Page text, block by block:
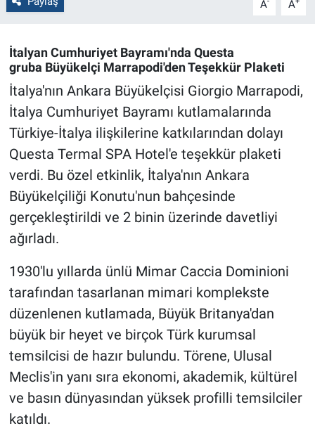
A A
İtalyan Cumhuriyet Bayramı'nda Questa
gruba Büyükelçi Marrapodi'den Teşekkür Plaketi
İtalya'nın Ankara Büyükelçisi Giorgio Marrapodi,
İtalya Cumhuriyet Bayramı kutlamalarında
Türkiye-İtalya ilişkilerine katkılarından dolayı
Questa Termal SPA Hotel'e teşekkür plaketi
verdi. Bu özel etkinlik, İtalya'nın Ankara
Büyükelçiliği Konutu'nun bahçesinde
gerçekleştirildi ve 2 binin üzerinde davetliyi
ağırladı.
1930'lu yıllarda ünlü Mimar Caccia Dominioni
tarafından tasarlanan mimari komplekste
düzenlenen kutlamada, Büyük Britanya'dan
büyük bir heyet ve birçok Türk kurumsal
temsilcisi de hazır bulundu. Törene, Ulusal
Meclis'in yanı sıra ekonomi, akademik, kültürel
ve basın dünyasından yüksek profilli temsilciler
katıldı.
Magazin
Bilim ve Teknoloji